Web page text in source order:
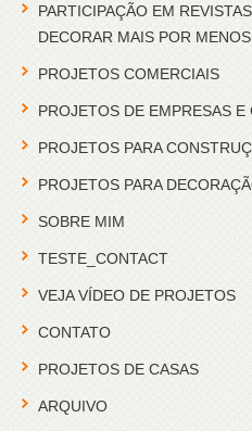
PARTICIPAÇÃO EM
DECORAR MAIS POR
PROJETOS COMERCIAIS
PROJETOS DE EMPRESAS E
PROJETOS PARA
PROJETOS PARA
SOBRE MIM
TESTE_CONTACT
VEJA VÍDEO DE PROJETOS
CONTATO
PROJETOS DE CASAS
ARQUIVO